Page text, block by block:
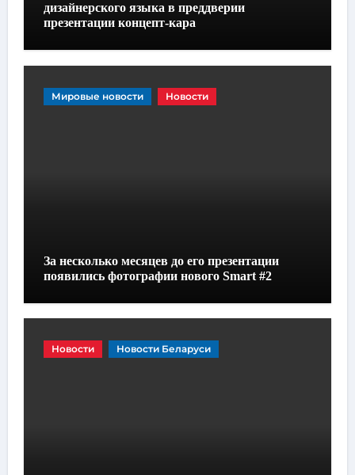
дизайнерского языка в преддверии
презентации концепт-кара
Мировые новости Новости
За несколько месяцев до его презентации
появились фотографии нового Smart #2
Новости Новости Беларуси